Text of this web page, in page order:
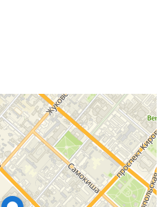
приложения по Wi-Fi: Нет
1